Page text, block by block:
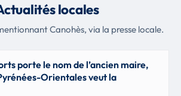
locales
Canohès, via la presse locale.
porte le nom de l’ancien maire,
Orientales veut la